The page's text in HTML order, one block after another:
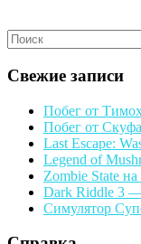
Search
for:
Свежие записи
Побег от
Побег от
Last Escape:
Legend of
Zombie State
Dark Riddle 3
Симулятор